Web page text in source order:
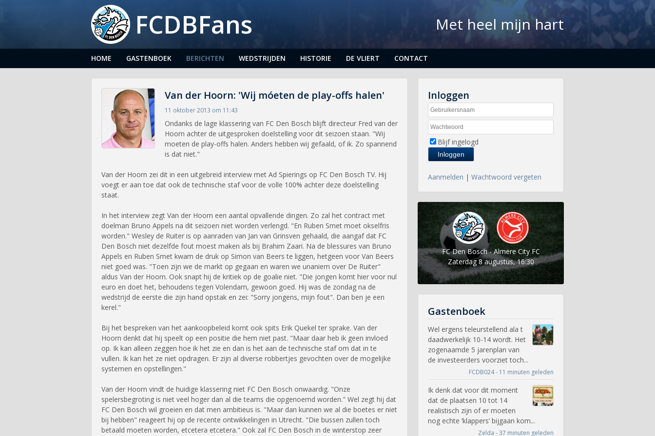
FCDBFans Met heel mijn hart
HOME GASTENBOEK BERICHTEN WEDSTRIJDEN HISTORIE DE VLIERT CONTACT
Van der Hoorn: 'Wij móeten de play-offs halen'
11 oktober 2013 om 11:43
Ondanks de lage klassering van FC Den Bosch blijft directeur Fred van der
Hoorn achter de uitgesproken doelstelling voor dit seizoen staan. "Wij
moeten de play-offs halen. Anders hebben wij gefaald, of ik. Zo spannend
is dat niet."
Van der Hoorn zei dit in een uitgebreid interview met Ad Spierings op FC Den Bosch TV. Hij
voegt er aan toe dat ook de technische staf voor de volle 100% achter deze doelstelling
staat.
In het interview zegt Van der Hoorn een aantal opvallende dingen. Zo zal het contract met
doelman Bruno Appels na dit seizoen niet worden verlengd. "En Ruben Smet moet okselfris
worden." Wesley de Ruiter is op aanraden van Jan van Grinsven gehaald, die aangaf dat FC
Den Bosch niet dezelfde fout moest maken als bij Brahim Zaari. Na de blessures van Bruno
Appels en Ruben Smet kwam de druk op Simon van Beers te liggen, hetgeen voor Van Beers
niet goed was. "Toen zijn we de markt op gegaan en waren we unaniem over De Ruiter"
aldus Van der Hoorn. Ook snapt hij de kritiek op de goalie niet. "Die jongen komt hier voor nul
euro en doet het, behoudens tegen Volendam, gewoon goed. Hij was de zondag na de
wedstrijd de eerste die zijn hand opstak en zei: "Sorry jongens, mijn fout". Dan ben je een
kerel."
Bij het bespreken van het aankoopbeleid komt ook spits Erik Quekel ter sprake. Van der
Hoorn denkt dat hij speelt op een positie die hem niet past. "Maar daar heb ik geen invloed
op. Ik kan alleen zeggen hoe ik het zie en dan is het aan de technische staf om dat in te
vullen. Ik kan het ze niet opdragen. Er zijn al diverse robbertjes gevochten over de mogelijke
systemen en opstellingen."
Van der Hoorn vindt de huidige klassering niet FC Den Bosch onwaardig. "Onze
spelersbegroting is niet veel hoger dan al die teams die opgenoemd worden." Wel zegt hij dat
FC Den Bosch wil groeien en dat men ambitieus is. "Maar dan kunnen we al die boetes er niet
bij hebben" reageert hij op de recente ontwikkelingen in Utrecht. "Die bussen zullen toch
betaald moeten worden, etcetera etcetera." Ook zal FC Den Bosch in de winterstop zeer
Inloggen
Blijf ingelogd
Aanmelden | Wachtwoord vergeten
FC Den Bosch - Almere City FC
Zaterdag 8 augustus, 16:30
Gastenboek
Wel ergens teleurstellend ala t
daadwerkelijk 10-14 wordt. Het
zogenaamde 5 jarenplan van
de investeerders voorziet toch...
FCDB024 - 11 minuten geleden
Ik denk dat voor dit moment
dat de plaatsen 10 tot 14
realistisch zijn of er moeten
nog echte ‘klappers’ bijgaan kom...
Zelda - 37 minuten geleden